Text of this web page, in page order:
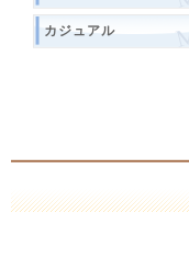
カジュアル